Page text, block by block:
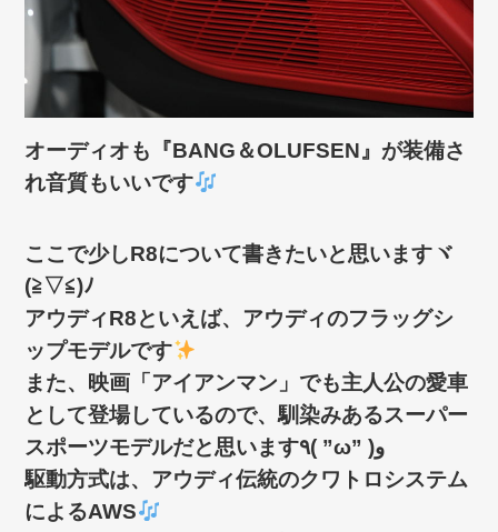
オーディオも『BANG＆OLUFSEN』が装備さ
れ音質もいいです
ここで少しR8について書きたいと思いますヾ
(≧▽≦)ﾉ
アウディR8といえば、アウディのフラッグシ
ップモデルです
また、映画「アイアンマン」でも主人公の愛車
として登場しているので、馴染みあるスーパー
スポーツモデルだと思います٩( ”ω” )و
駆動方式は、アウディ伝統のクワトロシステム
によるAWS